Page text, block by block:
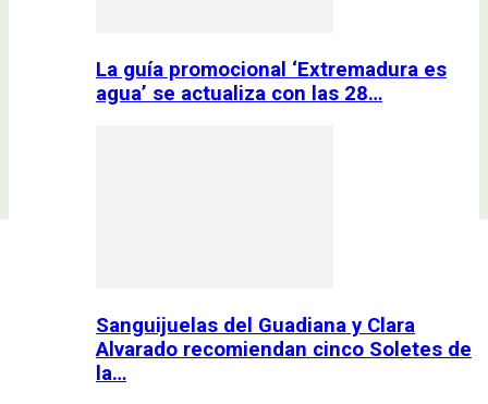
La guía promocional ‘Extremadura es
agua’ se actualiza con las 28…
Sanguijuelas del Guadiana y Clara
Alvarado recomiendan cinco Soletes de
la…